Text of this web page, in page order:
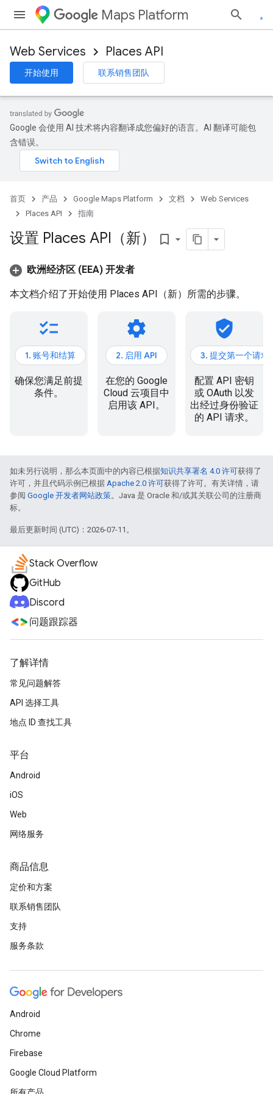
Maps Platform
Web Services Places API
开始使用 联系销售团队
Google 会使用 AI 技术将内容翻译成您偏好的语言。AI 翻译可能包
含错误。
首页 产品 Google Maps Platform 文档
Web Services
Places API
指南
设置 Places API（新） bookmark_border
欧洲经济区 (EEA) 开发者
本文档介绍了开始使用 Places API（新）所需的步骤。
checklist
1. 账号和结算
确保您满足前提
条件。
settings
2. 启用 API
在您的 Google
Cloud 云项目中
启用该 API。
verified_user
3. 提交第一个请求
配置 API 密钥
或 OAuth 以发
出经过身份验证
的 API 请求。
如未另行说明，那么本页面中的内容已根据知识共享署名 4.0 许可获得了
许可，并且代码示例已根据 Apache 2.0 许可获得了许可。有关详情，请
参阅 Google 开发者网站政策。Java 是 Oracle 和/或其关联公司的注册商
标。
最后更新时间 (UTC)：2026-07-11。
Stack Overflow
GitHub
Discord
问题跟踪器
了解详情
常见问题解答
API 选择工具
地点 ID 查找工具
平台
Android
iOS
Web
网络服务
商品信息
定价和方案
联系销售团队
支持
服务条款
Android
Chrome
Firebase
Google Cloud Platform